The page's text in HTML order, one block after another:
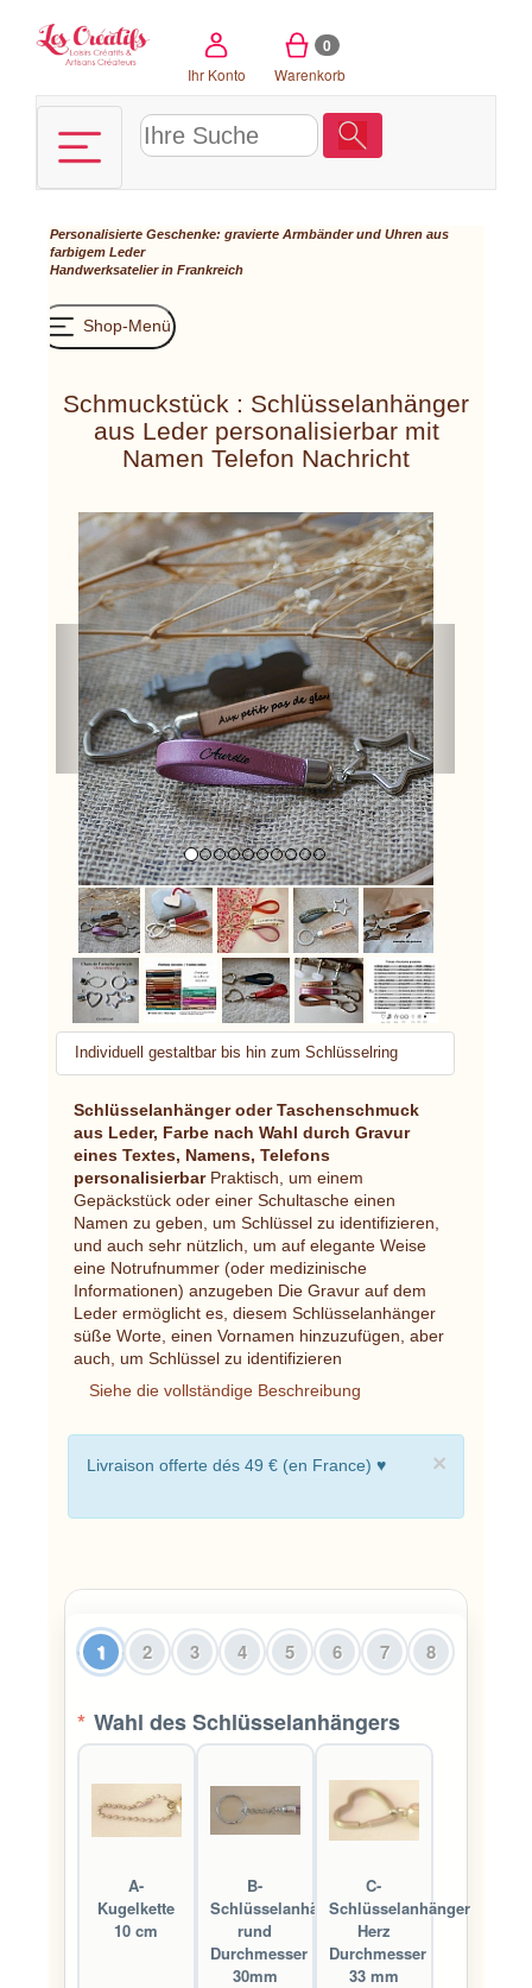
Ihr Konto
0
Warenkorb
Personalisierte Geschenke: gravierte Armbänder und Uhren aus
farbigem Leder
Handwerksatelier in Frankreich
Shop-Menü
Schmuckstück : Schlüsselanhänger
aus Leder personalisierbar mit
Namen Telefon Nachricht
Previous Next
Individuell gestaltbar bis hin zum Schlüsselring
Schlüsselanhänger oder Taschenschmuck
aus Leder, Farbe nach Wahl durch Gravur
eines Textes, Namens, Telefons
personalisierbarPraktisch, um einem
Gepäckstück oder einer Schultasche einen
Namen zu geben, um Schlüssel zu identifizieren,
und auch sehr nützlich, um auf elegante Weise
eine Notrufnummer (oder medizinische
Informationen) anzugeben Die Gravur auf dem
Leder ermöglicht es, diesem Schlüsselanhänger
süße Worte, einen Vornamen hinzuzufügen, aber
auch, um Schlüssel zu identifizieren
Siehe die vollständige Beschreibung
×
Livraison offerte dés 49 € (en France) ♥
1 2 3 4 5 6 7 8
* Wahl des Schlüsselanhängers
A-
Kugelkette
10 cm
B-
Schlüsselanhänger
rund
Durchmesser
30mm
C-
Schlüsselanhänger
Herz
Durchmesser
33 mm